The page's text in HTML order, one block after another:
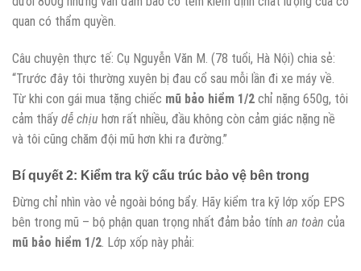
quan có thẩm quyền.
Câu chuyện thực tế: Cụ Nguyễn Văn M. (78 tuổi, Hà Nội) chia sẻ:
“Trước đây tôi thường xuyên bị đau cổ sau mỗi lần đi xe máy về.
Từ khi con gái mua tặng chiếc mũ bảo hiểm 1/2 chỉ nặng 650g, tôi
cảm thấy dễ chịu hơn rất nhiều, đầu không còn cảm giác nặng nề
và tôi cũng chăm đội mũ hơn khi ra đường.”
Bí quyết 2: Kiểm tra kỹ cấu trúc bảo vệ bên trong
Đừng chỉ nhìn vào vẻ ngoài bóng bẩy. Hãy kiểm tra kỹ lớp xốp EPS
bên trong mũ – bộ phận quan trọng nhất đảm bảo tính an toàn của
mũ bảo hiểm 1/2. Lớp xốp này phải: